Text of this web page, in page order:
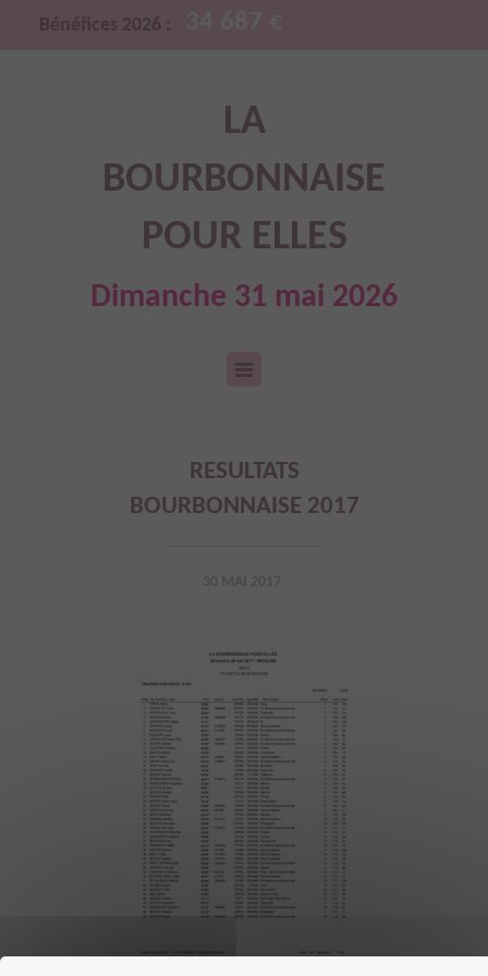
Bénéfices 2026 :
LA
BOURBONNAISE
POUR ELLES
Dimanche 31 mai 2026
RESULTATS
BOURBONNAISE 2017